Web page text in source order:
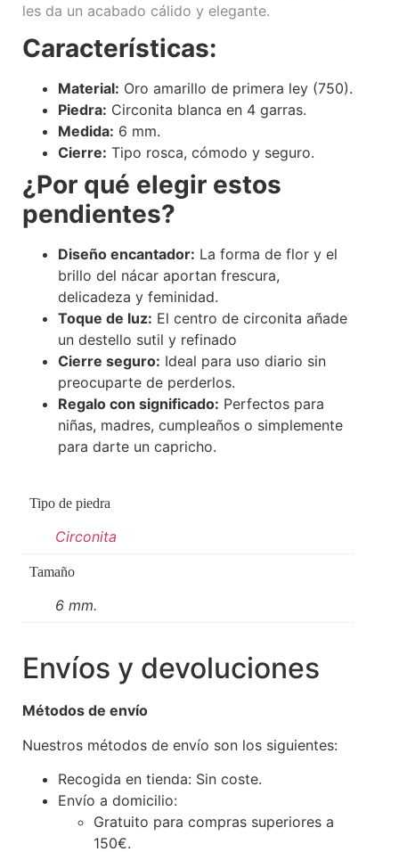
les da un acabado cálido y elegante.
Características:
Material: Oro amarillo de primera ley (750).
Piedra: Circonita blanca en 4 garras.
Medida: 6 mm.
Cierre: Tipo rosca, cómodo y seguro.
¿Por qué elegir estos
pendientes?
Diseño encantador: La forma de flor y el
brillo del nácar aportan frescura,
delicadeza y feminidad.
Toque de luz: El centro de circonita añade
un destello sutil y refinado
Cierre seguro: Ideal para uso diario sin
preocuparte de perderlos.
Regalo con significado: Perfectos para
niñas, madres, cumpleaños o simplemente
para darte un capricho.
Tipo de piedra
Circonita
Tamaño
6 mm.
Envíos y devoluciones
Métodos de envío
Nuestros métodos de envío son los siguientes:
Recogida en tienda: Sin coste.
Envío a domicilio:
Gratuito para compras superiores a
150€.